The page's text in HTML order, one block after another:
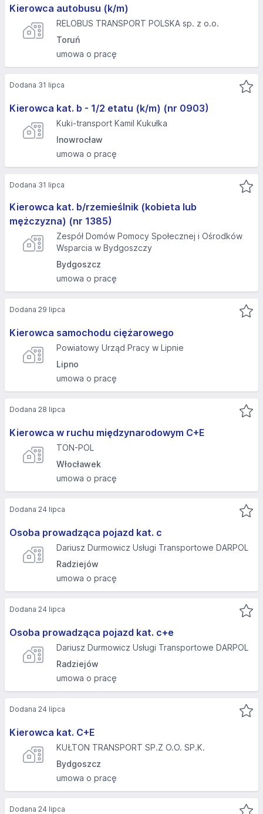
Kierowca autobusu (k/m)
RELOBUS TRANSPORT POLSKA sp. z o.o.
Toruń
umowa o pracę
Kierowca kat. b - 1/2 etatu (k/m) (nr 0903)
Kuki-transport Kamil Kukułka
Inowrocław
umowa o pracę
Dodana 31 lipca
Kierowca kat. b/rzemieślnik (kobieta lub
mężczyzna) (nr 1385)
Zespół Domów Pomocy Społecznej i Ośrodków
Wsparcia w Bydgoszczy
Bydgoszcz
umowa o pracę
Dodana 31 lipca
Kierowca samochodu ciężarowego
Powiatowy Urząd Pracy w Lipnie
Lipno
umowa o pracę
Dodana 29 lipca
Kierowca w ruchu międzynarodowym C+E
TON-POL
Włocławek
umowa o pracę
Dodana 28 lipca
Osoba prowadząca pojazd kat. c
Dariusz Durmowicz Usługi Transportowe DARPOL
Radziejów
umowa o pracę
Dodana 24 lipca
Osoba prowadząca pojazd kat. c+e
Dariusz Durmowicz Usługi Transportowe DARPOL
Radziejów
umowa o pracę
Dodana 24 lipca
Kierowca kat. C+E
KUŁTON TRANSPORT SP.Z O.O. SP.K.
Bydgoszcz
umowa o pracę
Dodana 24 lipca
Dodana 24 lipca